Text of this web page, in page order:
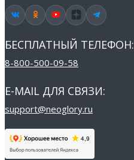
БЕСПЛАТНЫЙ ТЕЛЕФОН:
8-800-500-09-58
E-MAIL ДЛЯ СВЯЗИ:
support@neoglory.ru